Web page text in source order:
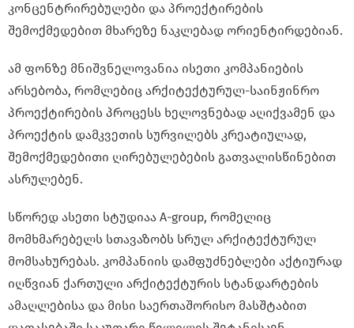
კონცენტრირებულები და პროექტირების
შემოქმედებით მხარეზე ნაკლებად ორიენტირდებიან.
ამ ფონზე მნიშვნელოვანია ისეთი კომპანიების
არსებობა, რომლებიც არქიტექტურულ-საინჟინრო
პროექტირების პროცესს ხელოვნებად აღიქვამენ და
პროექტის დამკვეთის სურვილებს კრეატიულად,
შემოქმედებითი ღირებულებების გათვალისწინებით
ასრულებენ.
სწორედ ასეთი სტუდიაა A-group, რომელიც
მომხმარებელს სთავაზობს სრულ არქიტექტურულ
მომსახურებას. კომპანიის დამფუძნებლები აქტიურად
იღწვიან ქართული არქიტექტურის სტანდარტების
ამაღლებისა და მისი საერთაშორისო მასშტაბით